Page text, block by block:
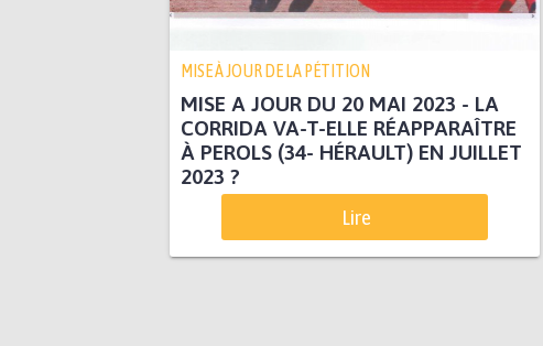
MISE À JOUR DE LA PÉTITION
MISE A JOUR DU 20 MAI 2023 - LA
CORRIDA VA-T-ELLE RÉAPPARAÎTRE
À PEROLS (34- HÉRAULT) EN JUILLET
2023 ?
Lire